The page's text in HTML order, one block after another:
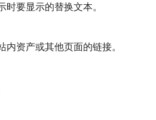
时要显示的替换文本。
内资产或其他页面的链接。